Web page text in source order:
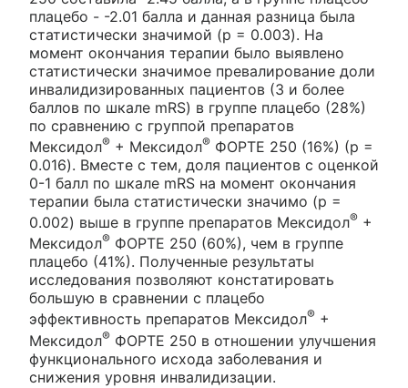
плацебо - -2.01 балла и данная разница была
статистически значимой (p = 0.003). На
момент окончания терапии было выявлено
статистически значимое превалирование доли
инвалидизированных пациентов (3 и более
баллов по шкале mRS) в группе плацебо (28%)
по сравнению с группой препаратов
Мексидол® + Мексидол® ФОРТЕ 250 (16%) (p =
0.016). Вместе с тем, доля пациентов с оценкой
0-1 балл по шкале mRS на момент окончания
терапии была статистически значимо (p =
0.002) выше в группе препаратов Мексидол® +
Мексидол® ФОРТЕ 250 (60%), чем в группе
плацебо (41%). Полученные результаты
исследования позволяют констатировать
большую в сравнении с плацебо
эффективность препаратов Мексидол® +
Мексидол® ФОРТЕ 250 в отношении улучшения
функционального исхода заболевания и
снижения уровня инвалидизации.